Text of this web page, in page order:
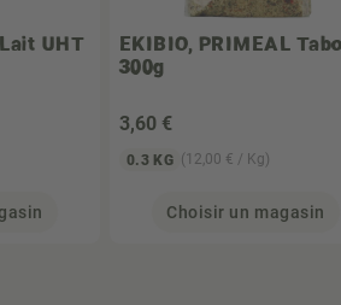
Lait UHT
EKIBIO, PRIMEAL
300g
3,60 €
0.3 KG (12,00 € / Kg)
Choisir un magasin